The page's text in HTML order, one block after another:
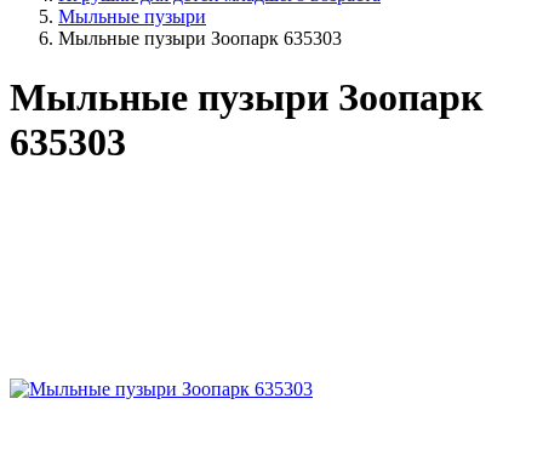
Мыльные пузыри
Мыльные пузыри Зоопарк 635303
Мыльные пузыри Зоопарк
635303